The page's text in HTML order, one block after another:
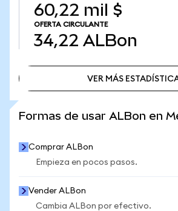
60,22 mil $
OFERTA CIRCULANTE
34,22 ALBon
VER MÁS
Formas de usar ALBon en
Comprar ALBon
Empieza en pocos pasos.
Vender ALBon
Cambia ALBon por efectivo.